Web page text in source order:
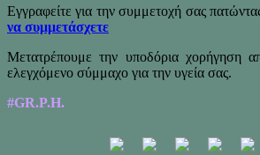
Εγγραφείτε για την συμμετοχή σας
να συμμετάσχετε
Μετατρέπουμε την υποδόρια χορήγηση
ελεγχόμενο σύμμαχο για την υγεία σας.
#GR.P.H.